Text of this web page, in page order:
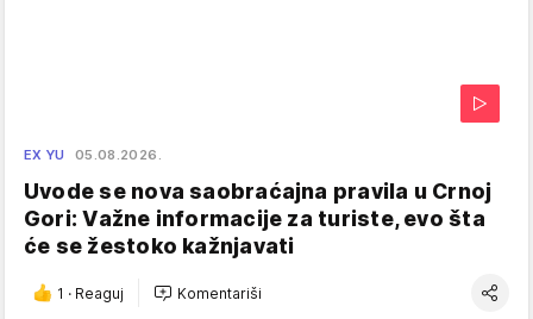
EX YU 05.08.2026.
Uvode se nova saobraćajna pravila u Crnoj
Gori: Važne informacije za turiste, evo šta
će se žestoko kažnjavati
1 · Reaguj Komentariši